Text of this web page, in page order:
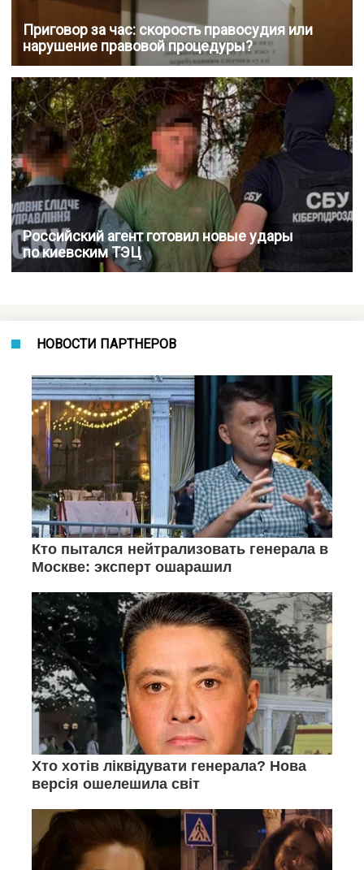
Приговор за час: скорость правосудия или
нарушение правовой процедуры?
Российский агент готовил новые удары
по киевским ТЭЦ
НОВОСТИ ПАРТНЕРОВ